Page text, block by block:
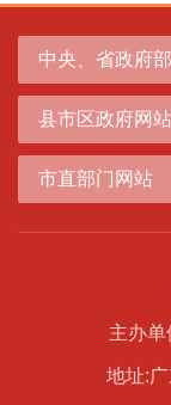
中央、省政府
县市区政府网站
市直部门网站
主办
地址: